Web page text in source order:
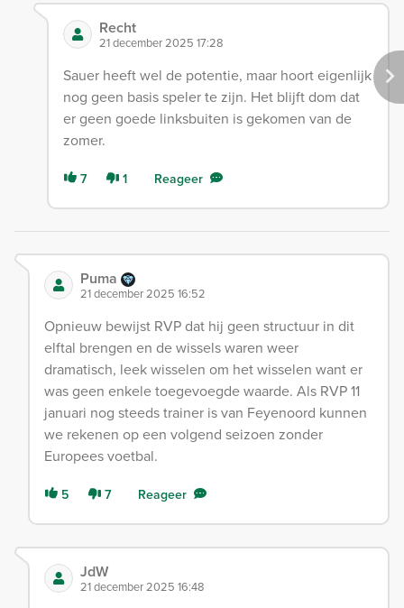
Recht
21 december 2025 17:28
Sauer heeft wel de potentie, maar hoort eigenlijk
nog geen basis speler te zijn. Het blijft dom dat
er geen goede linksbuiten is gekomen van de
zomer.
7 1 Reageer
Puma
21 december 2025 16:52
Opnieuw bewijst RVP dat hij geen structuur in dit
elftal brengen en de wissels waren weer
dramatisch, leek wisselen om het wisselen want er
was geen enkele toegevoegde waarde. Als RVP 11
januari nog steeds trainer is van Feyenoord kunnen
we rekenen op een volgend seizoen zonder
Europees voetbal.
5 7 Reageer
JdW
21 december 2025 16:48